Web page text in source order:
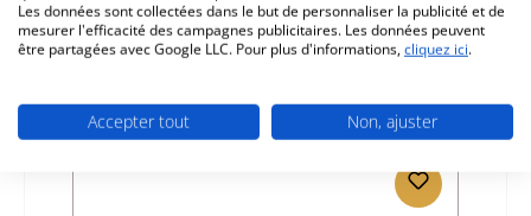
Les données sont collectées dans le but de personnaliser la publicité et de
mesurer l'efficacité des campagnes publicitaires. Les données peuvent
être partagées avec Google LLC. Pour plus d'informations, cliquez ici.
Accepter tout Non, ajuster